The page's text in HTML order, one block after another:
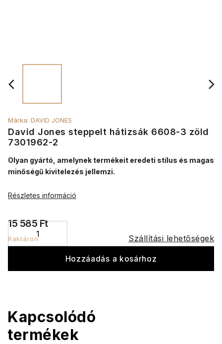
David Jones steppelt hátizsák 6608-3 zöld
7301962-2
Márka: DAVID JONES
15 585 Ft
Raktáron Szállítási lehetőségek
Hozzáadás a kosárhoz
Olyan gyártó, amelynek termékeit eredeti stílus és magas
minőségű kivitelezés jellemzi.
Részletes információ
Kapcsolódó
termékek